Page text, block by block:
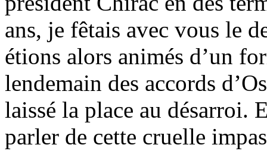
ans, je fêtais avec vous le
étions alors animés d’un
lendemain des accords
laissé la place au désarroi.
parler de cette cruelle